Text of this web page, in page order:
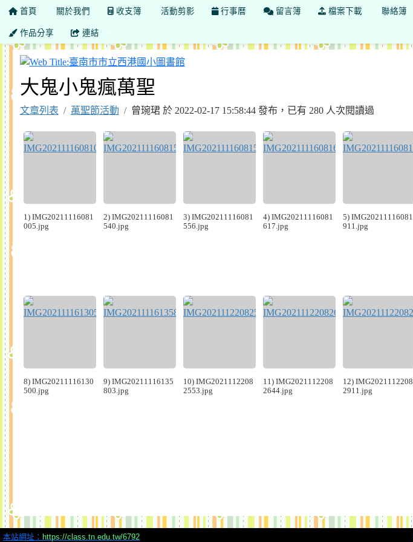
首頁 關於我們 收支簿 活動剪影 行事曆 留言簿 檔案下載 聯絡簿
作品分享 連結
臺南市市立西港國小圖書館
大鬼小鬼瘋萬聖
文章列表 萬聖節活動 曾琬珺 於 2022-02-17 15:58:44 發布，已有 280 人次閱讀過
1) IMG20211116081
005.jpg
2) IMG20211116081
540.jpg
3) IMG20211116081
556.jpg
4) IMG20211116081
617.jpg
5) IMG20211116081
911.jpg
8) IMG20211116130
500.jpg
9) IMG20211116135
803.jpg
10) IMG2021112208
2553.jpg
11) IMG2021112208
2644.jpg
12) IMG2021112208
2911.jpg
本站網址： https://class.tn.edu.tw/6792